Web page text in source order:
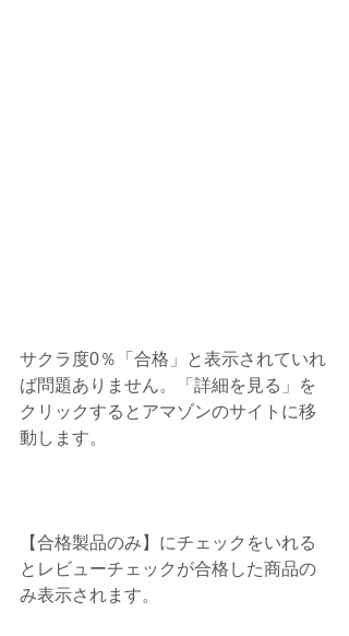
サクラ度0％「合格」と表示されていれ
ば問題ありません。「詳細を見る」を
クリックするとアマゾンのサイトに移
動します。
【合格製品のみ】にチェックをいれる
とレビューチェックが合格した商品の
み表示されます。